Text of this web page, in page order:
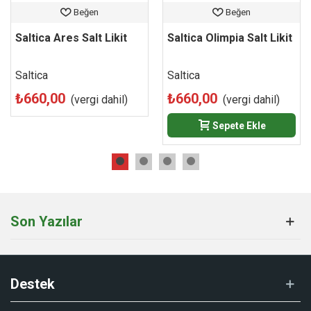
Beğen
Saltica Ares Salt Likit
Saltica
₺660,00 (vergi dahil)
Beğen
Saltica Olimpia Salt Likit
Saltica
₺660,00 (vergi dahil)
Sepete Ekle
Son Yazılar
Destek